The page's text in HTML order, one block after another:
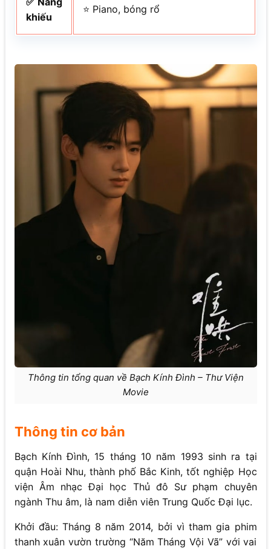
khiếu
⭐ Piano, bóng rổ
Thông tin tổng quan về Bạch Kính Đình – Thư Viện
Movie
Thông tin cơ bản
Bạch Kính Đình, 15 tháng 10 năm 1993 sinh ra tại
quận Hoài Nhu, thành phố Bắc Kinh, tốt nghiệp Học
viện Âm nhạc Đại học Thủ đô Sư phạm chuyên
ngành Thu âm, là nam diễn viên Trung Quốc Đại lục.
Khởi đầu: Tháng 8 năm 2014, bởi vì tham gia phim
thanh xuân vườn trường “Năm Tháng Vội Vã” với vai